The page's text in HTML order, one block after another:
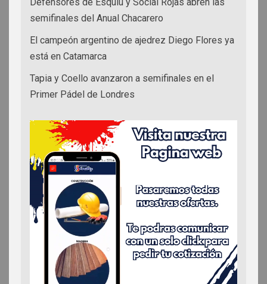
semifinales del Anual Chacarero
El campeón argentino de ajedrez Diego Flores ya
está en Catamarca
Tapia y Coello avanzaron a semifinales en el
Primer Pádel de Londres